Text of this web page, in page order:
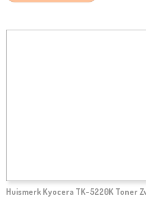
Huismerk Kyocera TK-5220K Toner